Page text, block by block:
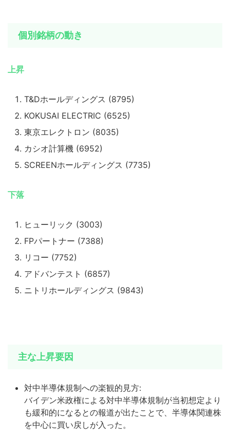
個別銘柄の動き
上昇
T&Dホールディングス (8795)
KOKUSAI ELECTRIC (6525)
東京エレクトロン (8035)
カシオ計算機 (6952)
SCREENホールディングス (7735)
下落
ヒューリック (3003)
FPパートナー (7388)
リコー (7752)
アドバンテスト (6857)
ニトリホールディングス (9843)
主な上昇要因
対中半導体規制への楽観的見方:
バイデン米政権による対中半導体規制が当初想定より
も緩和的になるとの報道が出たことで、半導体関連株
を中心に買い戻しが入った。